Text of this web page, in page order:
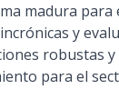
madura para
y
robustas
para el